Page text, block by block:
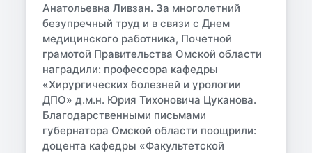
Анатольевна Ливзан. За многолетний
безупречный труд и в связи с Днем
медицинского работника, Почетной
грамотой Правительства Омской области
наградили: профессора кафедры
«Хирургических болезней и урологии
ДПО» д.м.н. Юрия Тихоновича Цуканова.
Благодарственными письмами
губернатора Омской области поощрили:
доцента кафедры «Факультетской